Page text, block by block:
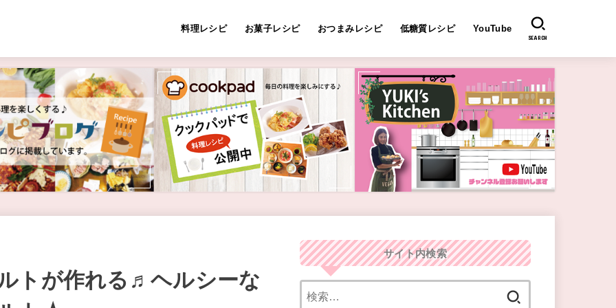
料理レシピ お菓子レシピ おつまみレシピ 低糖質レシピ YouTube
SEARCH
トが作れる♬ヘルシーな
サイト内検索